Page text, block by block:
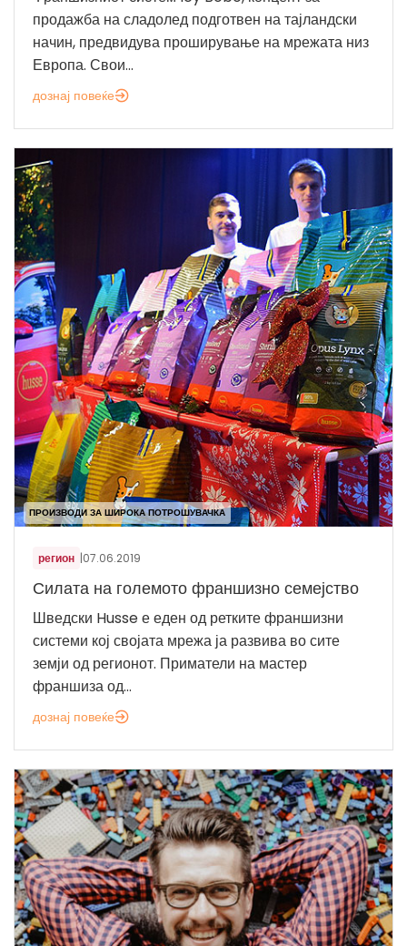
продажба на сладолед подготвен на тајландски
начин, предвидува проширување на мрежата низ
Европа. Свои...
дознај повеќе
ПРОИЗВОДИ ЗА ШИРОКА ПОТРОШУВАЧКА
регион |07.06.2019
Силата на големото франшизно семејство
Шведски Husse е еден од ретките франшизни
системи кој својата мрежа ја развива во сите
земји од регионот. Приматели на мастер
франшиза од...
дознај повеќе